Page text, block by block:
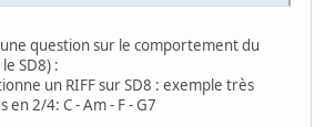
question sur le comportement du
SD8) :
un RIFF sur SD8 : exemple très
2/4: C - Am - F - G7